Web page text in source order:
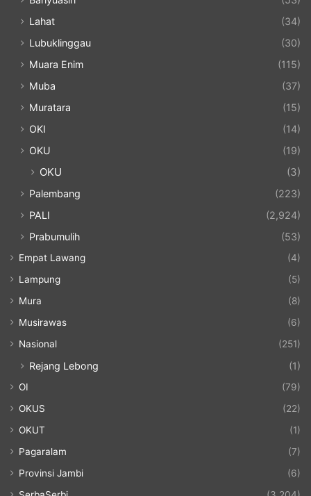
Lahat
(34)
Lubuklinggau
(30)
Muara Enim
(115)
Muba
(37)
Muratara
(15)
OKI
(14)
OKU
(19)
OKU (3)
Palembang
(223)
PALI
(2,924)
Prabumulih
(53)
Empat Lawang
(4)
Lampung
(5)
Mura
(8)
Musirawas
(6)
Nasional
(251)
Rejang Lebong (1)
OI
(79)
OKUS
(22)
OKUT
(1)
Pagaralam
(7)
Provinsi Jambi
(6)